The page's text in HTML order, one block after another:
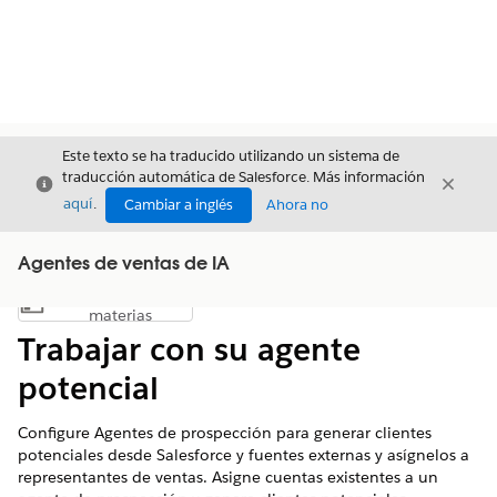
Cerrar
Este texto se ha traducido utilizando un sistema de
traducción automática de Salesforce. Más información
aquí. Cambiar a inglés Ahora no
Cerrar
Agentes de ventas de IA
Mostrar índice de materias
materias
Trabajar con su agente
potencial
Configure Agentes de prospección para generar clientes
potenciales desde Salesforce y fuentes externas y asígnelos a
representantes de ventas. Asigne cuentas existentes a un